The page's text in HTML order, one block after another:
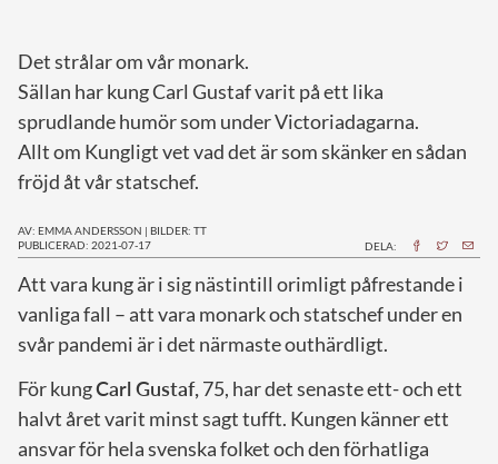
Det strålar om vår monark.
Sällan har kung Carl Gustaf varit på ett lika
sprudlande humör som under Victoriadagarna.
Allt om Kungligt vet vad det är som skänker en sådan
fröjd åt vår statschef.
AV: EMMA ANDERSSON | BILDER: TT
PUBLICERAD: 2021-07-17
DELA:
Att vara kung är i sig nästintill orimligt påfrestande i
vanliga fall – att vara monark och statschef under en
svår pandemi är i det närmaste outhärdligt.
För kungCarl Gustaf, 75, har det senaste ett- och ett
halvt året varit minst sagt tufft. Kungen känner ett
ansvar för hela svenska folket och den förhatliga